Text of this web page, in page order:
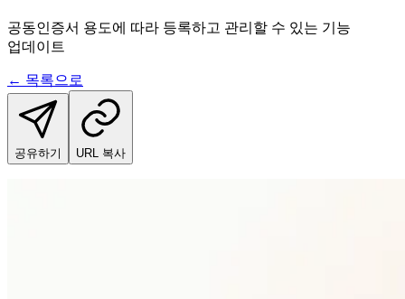
공동인증서 용도에 따라 등록하고 관리할 수 있는 기능
업데이트
← 목록으로
공유하기 URL 복사